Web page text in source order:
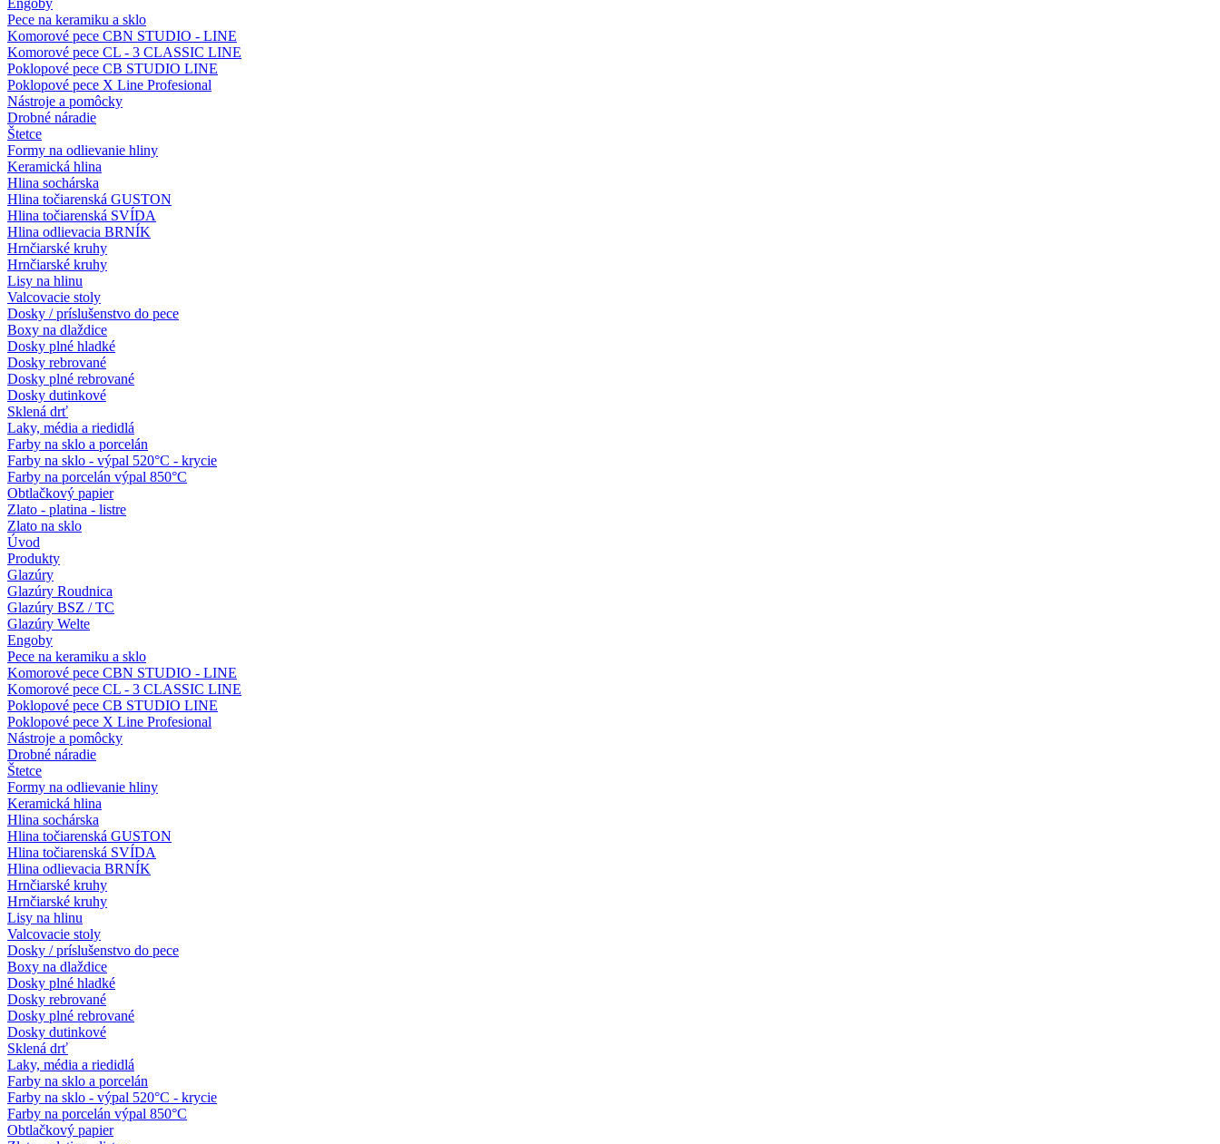
Pece na keramiku a sklo
Komorové pece CBN STUDIO - LINE
Komorové pece CL - 3 CLASSIC LINE
Poklopové pece CB STUDIO LINE
Poklopové pece X Line Profesional
Nástroje a pomôcky
Drobné náradie
Štetce
Formy na odlievanie hliny
Keramická hlina
Hlina sochárska
Hlina točiarenská GUSTON
Hlina točiarenská SVÍDA
Hlina odlievacia BRNÍK
Hrnčiarské kruhy
Hrnčiarské kruhy
Lisy na hlinu
Valcovacie stoly
Dosky / príslušenstvo do pece
Boxy na dlaždice
Dosky plné hladké
Dosky rebrované
Dosky plné rebrované
Dosky dutinkové
Sklená drť
Laky, média a riedidlá
Farby na sklo a porcelán
Farby na sklo - výpal 520°C - krycie
Farby na porcelán výpal 850°C
Obtlačkový papier
Zlato - platina - listre
Zlato na sklo
Úvod
Produkty
Glazúry
Glazúry Roudnica
Glazúry BSZ / TC
Glazúry Welte
Engoby
Pece na keramiku a sklo
Komorové pece CBN STUDIO - LINE
Komorové pece CL - 3 CLASSIC LINE
Poklopové pece CB STUDIO LINE
Poklopové pece X Line Profesional
Nástroje a pomôcky
Drobné náradie
Štetce
Formy na odlievanie hliny
Keramická hlina
Hlina sochárska
Hlina točiarenská GUSTON
Hlina točiarenská SVÍDA
Hlina odlievacia BRNÍK
Hrnčiarské kruhy
Hrnčiarské kruhy
Lisy na hlinu
Valcovacie stoly
Dosky / príslušenstvo do pece
Boxy na dlaždice
Dosky plné hladké
Dosky rebrované
Dosky plné rebrované
Dosky dutinkové
Sklená drť
Laky, média a riedidlá
Farby na sklo a porcelán
Farby na sklo - výpal 520°C - krycie
Farby na porcelán výpal 850°C
Obtlačkový papier